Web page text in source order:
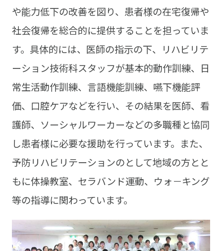
や能力低下の改善を図り、患者様の在宅復帰や
社会復帰を総合的に提供することを担っていま
す。具体的には、医師の指示の下、リハビリテ
ーション技術科スタッフが基本的動作訓練、日
常生活動作訓練、言語機能訓練、嚥下機能評
価、口腔ケアなどを行い、その結果を医師、看
護師、ソーシャルワーカーなどの多職種と協同
し患者様に必要な援助を行っています。また、
予防リハビリテーションのとして地域の方とと
もに体操教室、セラバンド運動、ウォ－キング
等の指導に関わっています。